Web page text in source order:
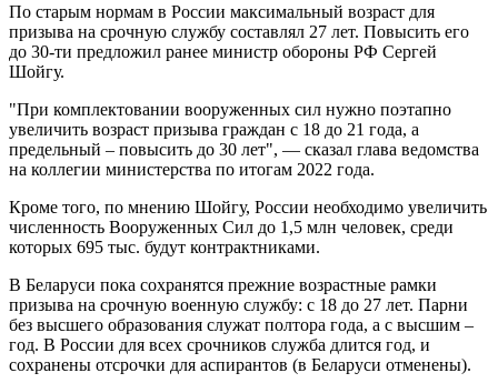
По старым нормам в России максимальный возраст для
призыва на срочную службу составлял 27 лет. Повысить его
до 30-ти предложил ранее министр обороны РФ Сергей
Шойгу.
"При комплектовании вооруженных сил нужно поэтапно
увеличить возраст призыва граждан с 18 до 21 года, а
предельный – повысить до 30 лет", — сказал глава ведомства
на коллегии министерства по итогам 2022 года.
Кроме того, по мнению Шойгу, России необходимо увеличить
численность Вооруженных Сил до 1,5 млн человек, среди
которых 695 тыс. будут контрактниками.
В Беларуси пока сохранятся прежние возрастные рамки
призыва на срочную военную службу: с 18 до 27 лет. Парни
без высшего образования служат полтора года, а с высшим –
год. В России для всех срочников служба длится год, и
сохранены отсрочки для аспирантов (в Беларуси отменены).